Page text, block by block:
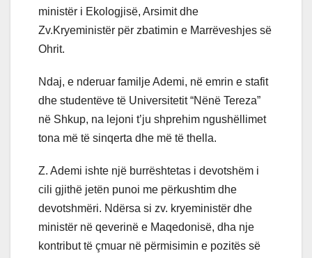
ministër i Ekologjisë, Arsimit dhe
Zv.Kryeministër për zbatimin e Marrëveshjes së
Ohrit.
Ndaj, e nderuar familje Ademi, në emrin e stafit
dhe studentëve të Universitetit “Nënë Tereza”
në Shkup, na lejoni t’ju shprehim ngushëllimet
tona më të sinqerta dhe më të thella.
Z. Ademi ishte një burrështetas i devotshëm i
cili gjithë jetën punoi me përkushtim dhe
devotshmëri. Ndërsa si zv. kryeministër dhe
ministër në qeverinë e Maqedonisë, dha nje
kontribut të çmuar në përmisimin e pozitës së